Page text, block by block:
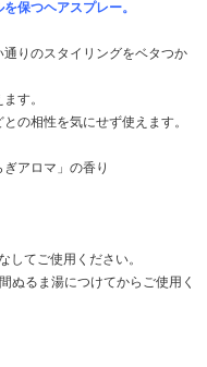
保つヘアスプレー。
りのスタイリングをベタつか
す。
の相性を気にせず使えます。
アロマ」の香り
してご使用ください。
ぬるま湯につけてからご使用く